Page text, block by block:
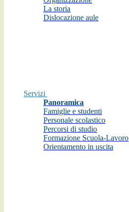
La storia
Dislocazione aule
Servizi
Panoramica
Famiglie e studenti
Personale scolastico
Percorsi di studio
Formazione Scuola-Lavoro
Orientamento in uscita